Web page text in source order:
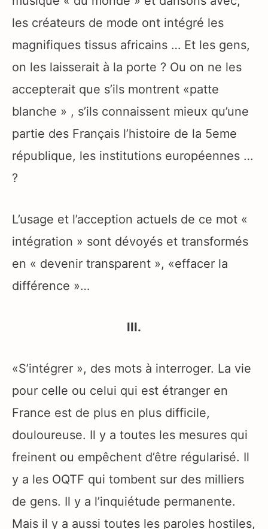
les créateurs de mode ont intégré les
magnifiques tissus africains … Et les gens,
on les laisserait à la porte ? Ou on ne les
accepterait que s’ils montrent «patte
blanche » , s’ils connaissent mieux qu’une
partie des Français l’histoire de la 5eme
république, les institutions européennes …
?
L’usage et l’acception actuels de ce mot «
intégration » sont dévoyés et transformés
en « devenir transparent », «effacer la
différence »…
III.
«S’intégrer », des mots à interroger. La vie
pour celle ou celui qui est étranger en
France est de plus en plus difficile,
douloureuse. Il y a toutes les mesures qui
freinent ou empêchent d’être régularisé. Il
y a les OQTF qui tombent sur des milliers
de gens. Il y a l’inquiétude permanente.
Mais il y a aussi toutes les paroles hostiles,